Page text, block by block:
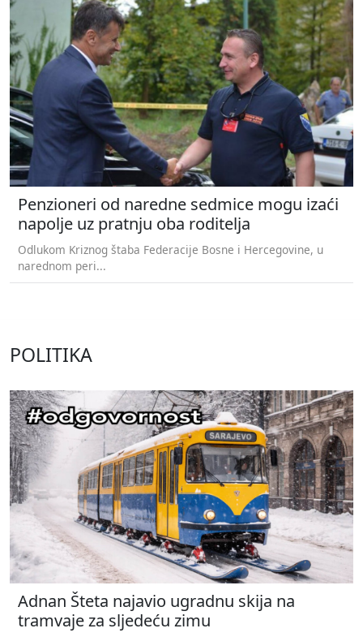
Penzioneri od naredne sedmice mogu izaći
napolje uz pratnju oba roditelja
Odlukom Kriznog štaba Federacije Bosne i Hercegovine, u
narednom peri...
POLITIKA
Adnan Šteta najavio ugradnu skija na
tramvaje za sljedeću zimu